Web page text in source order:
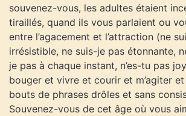
souvenez-vous, les adultes étaient
tiraillés, quand ils vous parlaient ou
entre l’agacement et l’attraction (ne
irrésistible, ne suis-je pas étonnante,
je pas à chaque instant, n’es-tu pas
bouger et vivre et courir et m’agiter
bouts de phrases drôles et sans
Souvenez-vous de cet âge où vous